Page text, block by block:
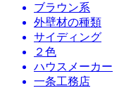
ブラウン系
外壁材の種類
サイディング
２色
ハウスメーカー
一条工務店